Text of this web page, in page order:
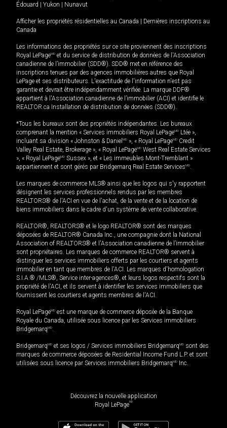
Édouard | Yukon | Nunavut
Afficher les propriétés résidentielles au Canada | Dernières inscriptions au
Canada
Les informations des propriétés sur ce site proviennent des inscriptions
Royal LePageMD et du service de distribution de données de l'Association
canadienne de l’immobilier (SDD®). SDD® met en référence des
inscriptions tenues par des agences immobilières autres que Royal
LePage et ses distributeurs. L'exactitude de l'information n'est pas
garantie et devrait être indépendamment vérifiée. La marque DDF®
appartient à l'Association canadienne de l’immobilier (ACI) et identifie le
REALTOR.ca Installation de distribution de données (SDD®).
*Tous les bureaux sont des propriétés indépendantes. Les bureaux
comprenant la mention « Services immobiliers Royal LePageMD Ltée »,
incluant sa division « Johnston & Daniel MD », « Royal LePageMD Credit
Valley Real Estate, Brokerage », « Royal LePageMD West Real Estate Services
», « Royal LePageMD Sussex », et « Les immeubles Mont-Tremblant »
appartiennent et sont gérés par Bridgemarq Real Estate ServicesMD
Les marques de commerce MLS® ainsi que les logos qui s'y rapportent
désignent les services professionnels rendus par les membres
REALTORS® de l'ACI en vue de l'achat, de la vente et de la location de
biens immobiliers dans le cadre d'un système de vente collaborative.
REALTOR®, REALTORS® et le logo REALTOR® sont des marques
déposées de REALTOR® Canada Inc., une compagnie dont la National
Association of REALTORS® et l'Association canadienne de l’immobilier
sont propriétaires. Les marques de commerce REALTOR® servent à
distinguer les services immobiliers offerts par les courtiers et agents
immobilier en tant que membres de l'ACI. Les marques d'homologation
S.I.A.® /MLS®, Service inter-agences®, et leurs logos respectifs sont la
propriété de l'ACI, et ils servent à identifier les services immobiliers que
fournissent les courtiers et agents membres de l'ACI.
Royal LePageMD est une marque de commerce déposée de la Banque
Royale du Canada, utilisée sous licence par les Services immobiliers
BridgemarqMD
BridgemarqMD et ses logos / Services immobiliers BridgemarqMD sont des
marques de commerce déposées de Residential Income Fund L.P. et sont
utilisées sous licence par Services immobiliers BridgemarqMD Inc.
Découvrez la nouvelle application
Royal LePageMD